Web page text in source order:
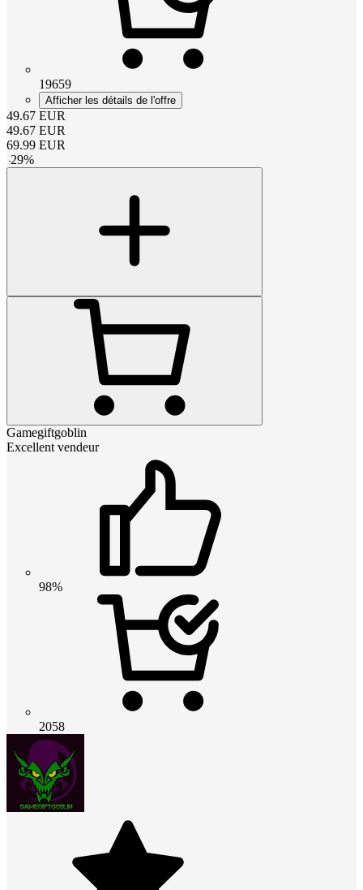
19659
Afficher les détails de l'offre
49.67 EUR
49.67 EUR
69.99 EUR
-29%
Gamegiftgoblin
Excellent vendeur
98%
2058